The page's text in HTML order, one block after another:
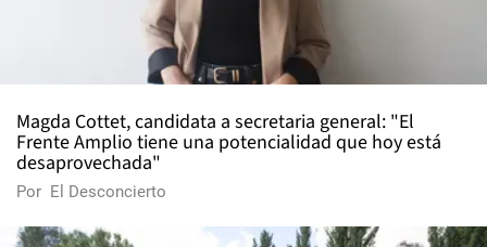
Magda Cottet, candidata a secretaria general: "El
Frente Amplio tiene una potencialidad que hoy está
desaprovechada"
Por El Desconcierto